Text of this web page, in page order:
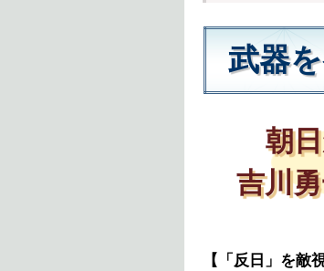
武器
朝
吉川
【「反日」を敵